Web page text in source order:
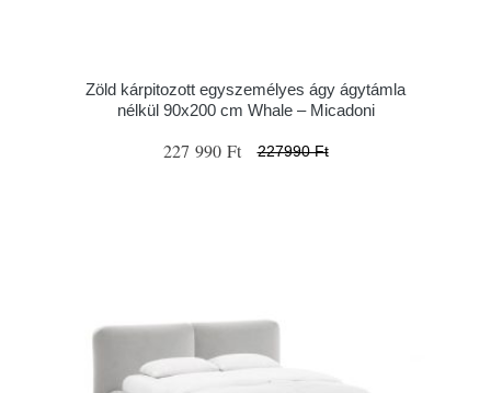
Zöld kárpitozott egyszemélyes ágy ágytámla
nélkül 90x200 cm Whale – Micadoni
227 990 Ft 227990 Ft